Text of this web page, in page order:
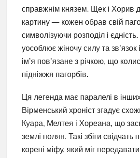
справжнім князем. Щек і Хорив
картину — кожен обрав свій
символізуючи розподіл і
уособлює жіночу силу та зв’язок
ім’я пов’язане з річкою, що
підніжжя пагорбів.
Ця легенда має паралелі в
Вірменський хроніст згадує
Куара, Мелтея і Хореана, що
землі полян. Такі збіги свідчать
корені міфу, який міг